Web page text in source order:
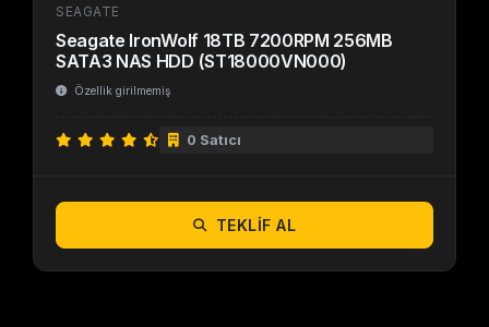
SEAGATE
Seagate IronWolf 18TB 7200RPM 256MB
SATA3 NAS HDD (ST18000VN000)
Özellik girilmemiş
0 Satıcı
TEKLIF AL